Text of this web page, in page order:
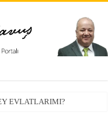
EVLATLARIMI?